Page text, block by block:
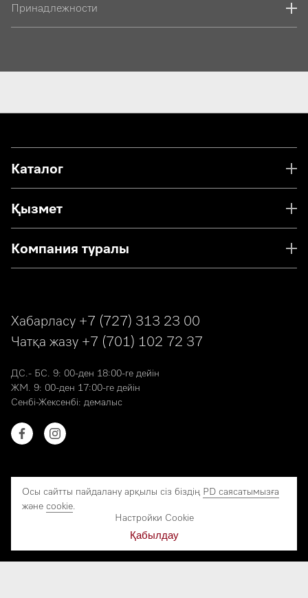
Принадлежности
Каталог
Қызмет
Компания туралы
Хабарласу +7 (727) 313 23 00
Чатқа жазу +7 (701) 102 72 37
ДС.- БС. 9: 00-ден 18:00-ге дейін
ЖМ. 9: 00-ден 17:00-ге дейін
Сенбі-Жексенбі: демалыс
© 2026 Miele. Барлық құқықтар қорғалған.
Осы сайтты пайдалану арқылы сіз біздің PD саясатымызға
және cookie
Настройки Cookie
Қабылдау